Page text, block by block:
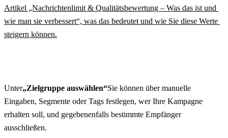
Artikel „Nachrichtenlimit & Qualitätsbewertung – Was das ist und
wie man sie verbessert“, was das bedeutet und wie Sie diese Werte
steigern können.
Unter„Zielgruppe auswählen“Sie können über manuelle
Eingaben, Segmente oder Tags festlegen, wer Ihre Kampagne
erhalten soll, und gegebenenfalls bestimmte Empfänger
ausschließen.